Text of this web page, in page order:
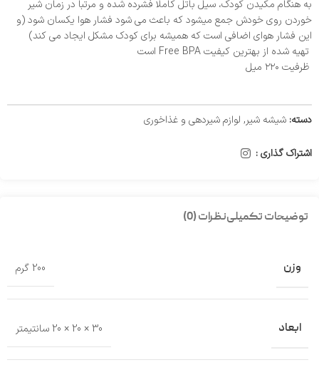
به هنگام مکیدن کودک، سیل باتل کاملا فشرده شده و مرتبا در زمان شیر
خوردن روی خودش جمع میشود که باعث می شود فشار هوا یکسان شود (و
این فشار هوای اضافی است که همیشه برای کودک مشکل ایجاد می کند)
تهیه شده از بهترین کیفیت Free BPA است
ظرفیت ۲۲۰ میل
دسته: شیشه شیر, لوازم شیر‌دهی و غذاخوری
اشتراک گذاری :
توضیحات تکمیلینظرات (0)
وزن 200 گرم
ابعاد 30 × 20 × 20 سانتیمتر